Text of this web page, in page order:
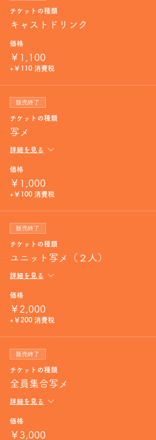
チケットの種類
キャストドリンク
価格
￥1,100
+￥110 消費税
販売終了
チケットの種類
写メ
詳細を見る
価格
￥1,000
+￥100 消費税
販売終了
チケットの種類
ユニット写メ（２人）
詳細を見る
価格
￥2,000
+￥200 消費税
販売終了
チケットの種類
全員集合写メ
詳細を見る
価格
￥3,000